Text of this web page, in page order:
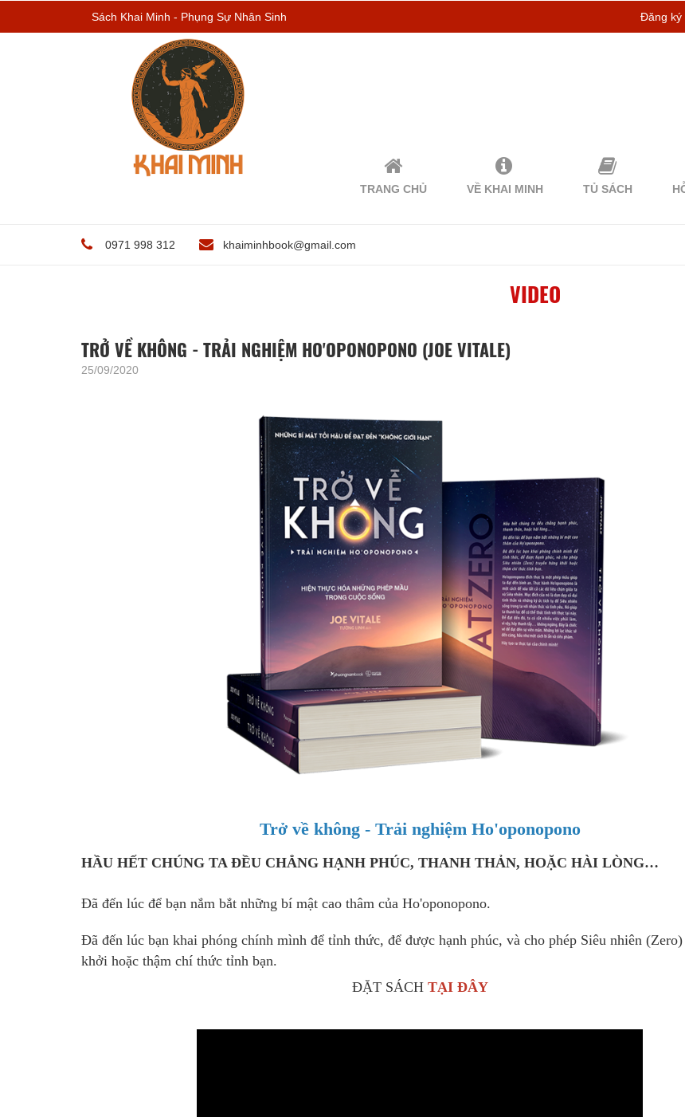
Sách Khai Minh - Phụng Sự Nhân Sinh Đăng ký
TRANG CHỦ VỀ KHAI MINH TỦ SÁCH
0971 998 312 khaiminhbook@gmail.com
VIDEO
TRỞ VỀ KHÔNG - TRẢI NGHIỆM HO'OPONOPONO (JOE VITALE)
25/09/2020
Trở về không - Trải nghiệm Ho'oponopono
HẦU HẾT CHÚNG TA ĐỀU CHẲNG HẠNH PHÚC, THANH THẢN, HOẶC HÀI LÒNG…
Đã đến lúc để bạn nắm bắt những bí mật cao thâm của Ho'oponopono.
Đã đến lúc bạn khai phóng chính mình để tỉnh thức, để được hạnh phúc, và cho phép Siêu nhiên
khởi hoặc thậm chí thức tỉnh bạn.
ĐẶT SÁCH TẠI ĐÂY